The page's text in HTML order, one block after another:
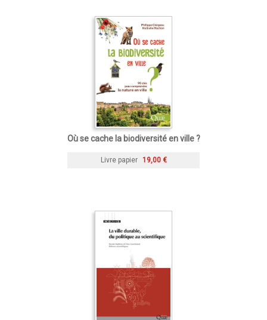
Où se cache la biodiversité en ville ?
Livre papier 19,00 €